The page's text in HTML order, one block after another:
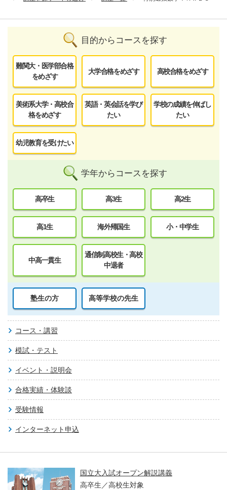
目的からコースを探す
難関大・医学部合格
をめざす
大学合格をめざす 高校合格をめざす
美術系大学・高校合
格をめざす
英語・英会話を学び
たい
学校の成績を伸ばし
たい
幼児教育を受けたい
学年からコースを探す
高卒生 高3生 高2生
高1生 海外帰国生 小・中学生
中高一貫生
通信制高校生・高校
中退者
塾生の方 高等学校の先生
コース・講習
模試・テスト
イベント・説明会
合格実績・体験談
受験情報
インターネット申込
国立大入試オープン解説講義
高卒生／高校生対象